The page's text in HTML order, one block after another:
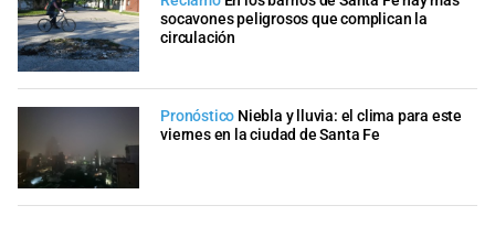
socavones peligrosos que complican la
circulación
Pronóstico Niebla y lluvia: el clima para este
viernes en la ciudad de Santa Fe